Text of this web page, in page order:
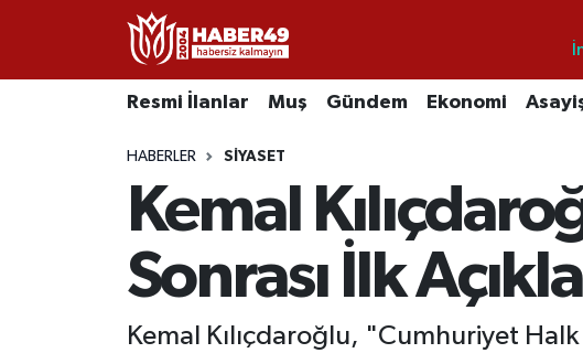
Resmi İlanlar Muş Gündem Ekonomi
HABERLER SIYASET
Kemal
Sonrası İlk
Kemal Kılıçdaroğlu, "Cumhuriyet
Resmi İlanlar
Uşak Nöbetçi Eczaneler
Uşak Namaz Vakitleri
Uşak Trafik Yoğunluk Haritası